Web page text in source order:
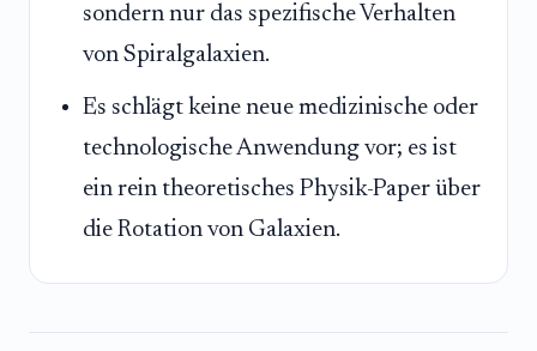
sondern nur das spezifische Verhalten
von Spiralgalaxien.
Es schlägt keine neue medizinische oder
technologische Anwendung vor; es ist
ein rein theoretisches Physik-Paper über
die Rotation von Galaxien.